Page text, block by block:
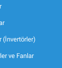
(İnvertörler)
ve Fanlar